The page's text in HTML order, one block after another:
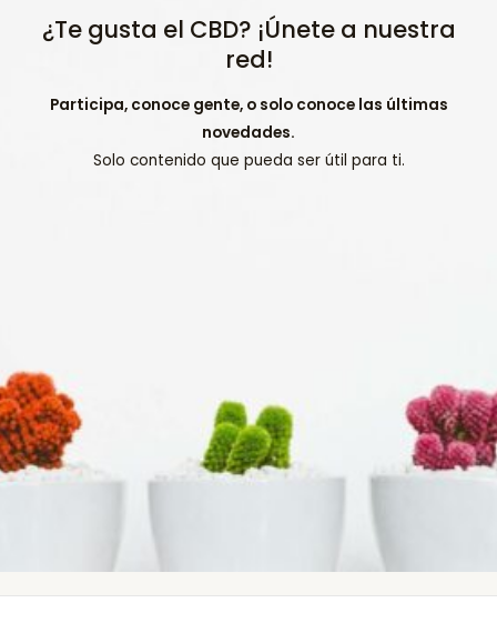
¿Te gusta el CBD? ¡Únete a nuestra
red!
Participa, conoce gente, o solo conoce las últimas
novedades.
Solo contenido que pueda ser útil para ti.